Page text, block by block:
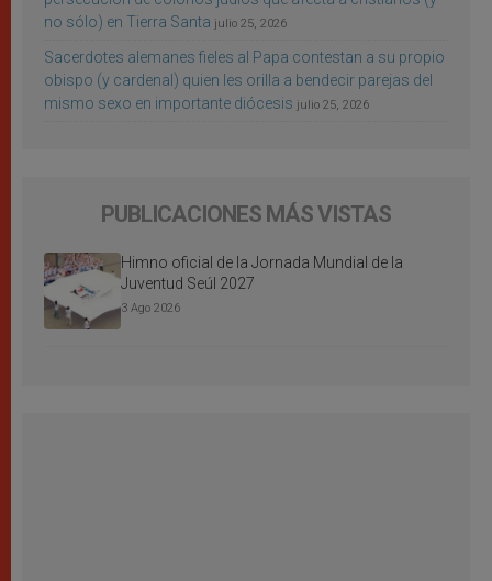
no sólo) en Tierra Santa julio 25, 2026
Sacerdotes alemanes fieles al Papa contestan a su propio
obispo (y cardenal) quien les orilla a bendecir parejas del
mismo sexo en importante diócesis julio 25, 2026
PUBLICACIONES MÁS VISTAS
Himno oficial de la Jornada Mundial de la
Juventud Seúl 2027
3 Ago 2026